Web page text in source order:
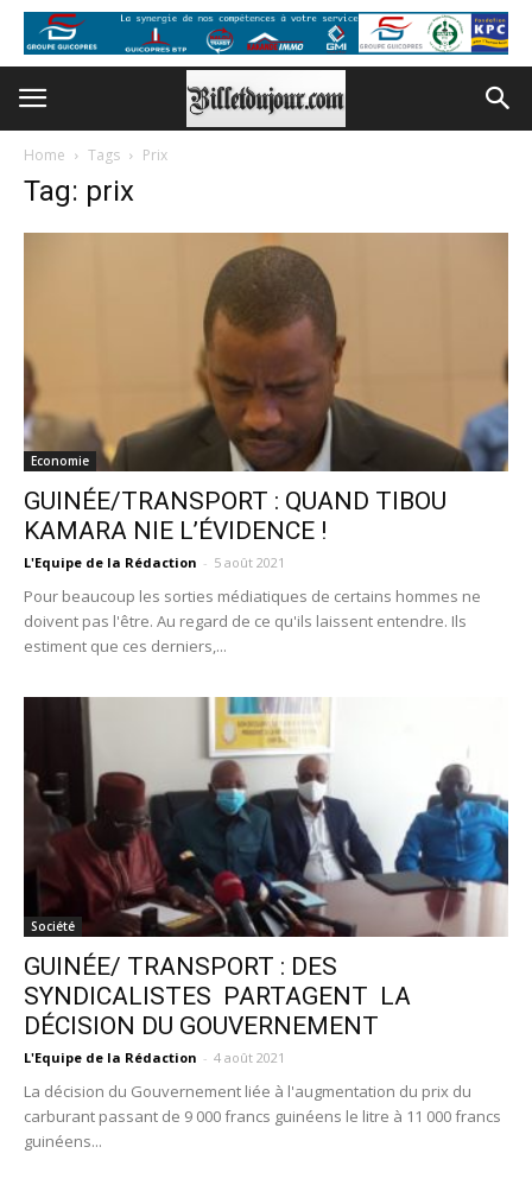
Home Tags Prix
Tag: prix
Economie
GUINÉE/TRANSPORT : QUAND TIBOU
KAMARA NIE L’ÉVIDENCE !
L'Equipe de la Rédaction - 5 août 2021
Pour beaucoup les sorties médiatiques de certains hommes ne
doivent pas l'être. Au regard de ce qu'ils laissent entendre. Ils
estiment que ces derniers,...
Société
GUINÉE/ TRANSPORT : DES
SYNDICALISTES PARTAGENT LA
DÉCISION DU GOUVERNEMENT
L'Equipe de la Rédaction - 4 août 2021
La décision du Gouvernement liée à l'augmentation du prix du
carburant passant de 9 000 francs guinéens le litre à 11 000 francs
guinéens...